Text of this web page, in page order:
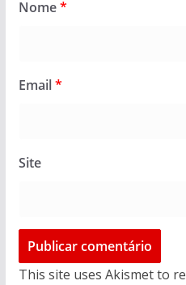
Nome*
Email*
Site
This site uses Akismet to